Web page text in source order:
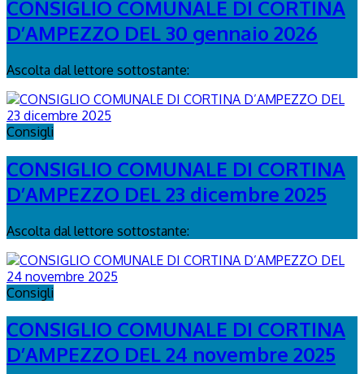
CONSIGLIO COMUNALE DI CORTINA
D’AMPEZZO DEL 30 gennaio 2026
Ascolta dal lettore sottostante:
Consigli
CONSIGLIO COMUNALE DI CORTINA
D’AMPEZZO DEL 23 dicembre 2025
Ascolta dal lettore sottostante:
Consigli
CONSIGLIO COMUNALE DI CORTINA
D’AMPEZZO DEL 24 novembre 2025